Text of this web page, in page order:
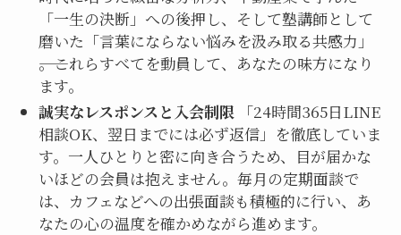
「一生の決断」への後押し、そして塾講師として
磨いた「言葉にならない悩みを汲み取る共感力」
――。これらすべてを動員して、あなたの味方になり
ます。
誠実なレスポンスと入会制限 「24時間365日LINE
相談OK、翌日までには必ず返信」を徹底していま
す。一人ひとりと密に向き合うため、目が届かな
いほどの会員は抱えません。毎月の定期面談で
は、カフェなどへの出張面談も積極的に行い、あ
なたの心の温度を確かめながら進めます。